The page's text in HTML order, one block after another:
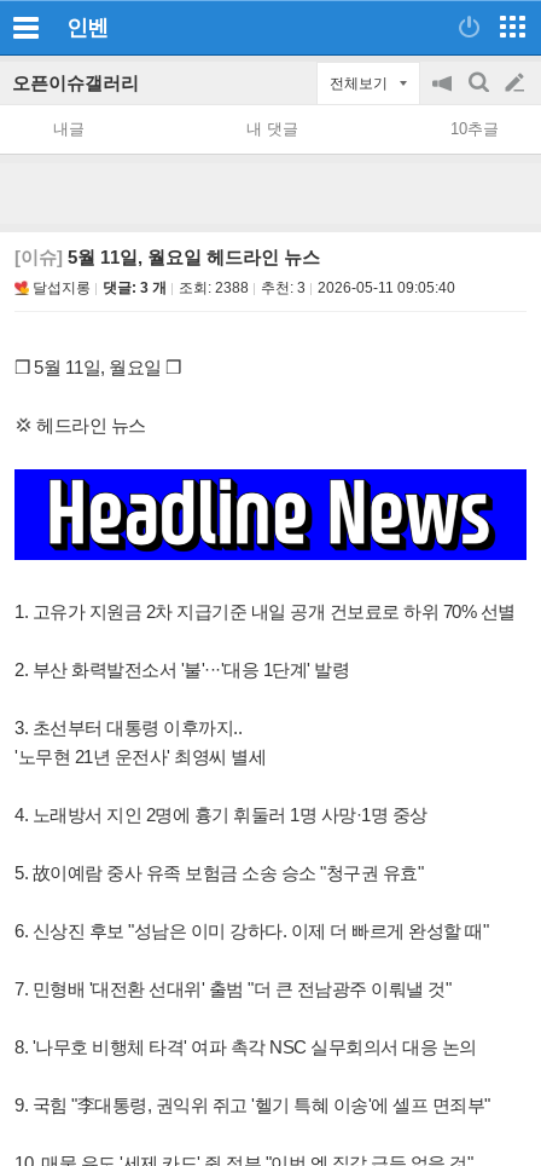
인벤
오픈이슈갤러리 전체보기
공
지
on/off
검
색
글
쓰
내글 내 댓글 10추글
[이슈] 5월 11일, 월요일 헤드라인 뉴스
달섭지롱 댓글: 3 개 조회: 2388 추천: 3 2026-05-11 09:05:40
❒ 5월 11일, 월요일 ❒
💢 헤드라인 뉴스
1. 고유가 지원금 2차 지급기준 내일 공개 건보료로 하위 70% 선별
2. 부산 화력발전소서 '불'···'대응 1단계' 발령
3. 초선부터 대통령 이후까지..
'노무현 21년 운전사' 최영씨 별세
4. 노래방서 지인 2명에 흉기 휘둘러 1명 사망·1명 중상
5. 故이예람 중사 유족 보험금 소송 승소 "청구권 유효"
6. 신상진 후보 "성남은 이미 강하다. 이제 더 빠르게 완성할 때"
7. 민형배 '대전환 선대위' 출범 "더 큰 전남광주 이뤄낼 것"
8. '나무호 비행체 타격' 여파 촉각 NSC 실무회의서 대응 논의
9. 국힘 "李대통령, 권익위 쥐고 '헬기 특혜 이송'에 셀프 면죄부"